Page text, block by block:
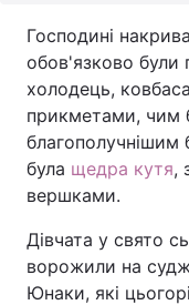
Господині
обов'язково були
холодець,
прикметами, чим
благополучнішим
була щедра кутя,
вершками.
Дівчата у свято
ворожили на
Юнаки, які